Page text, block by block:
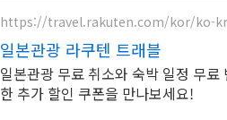
https://travel.rakuten.com/kor/ko-kr
일본관광 라쿠텐 트래블
일본관광 무료 취소와 숙박 일정 무
한 추가 할인 쿠폰을 만나보세요!